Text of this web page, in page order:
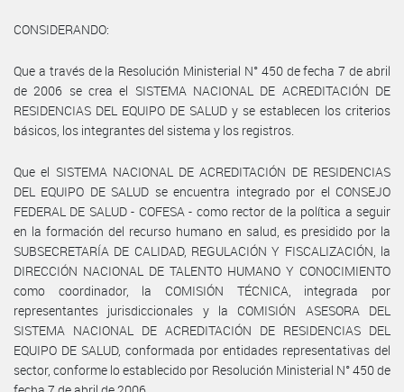
CONSIDERANDO:
Que a través de la Resolución Ministerial N° 450 de fecha 7 de abril
de 2006 se crea el SISTEMA NACIONAL DE ACREDITACIÓN DE
RESIDENCIAS DEL EQUIPO DE SALUD y se establecen los criterios
básicos, los integrantes del sistema y los registros.
Que el SISTEMA NACIONAL DE ACREDITACIÓN DE RESIDENCIAS
DEL EQUIPO DE SALUD se encuentra integrado por el CONSEJO
FEDERAL DE SALUD - COFESA - como rector de la política a seguir
en la formación del recurso humano en salud, es presidido por la
SUBSECRETARÍA DE CALIDAD, REGULACIÓN Y FISCALIZACIÓN, la
DIRECCIÓN NACIONAL DE TALENTO HUMANO Y CONOCIMIENTO
como coordinador, la COMISIÓN TÉCNICA, integrada por
representantes jurisdiccionales y la COMISIÓN ASESORA DEL
SISTEMA NACIONAL DE ACREDITACIÓN DE RESIDENCIAS DEL
EQUIPO DE SALUD, conformada por entidades representativas del
sector, conforme lo establecido por Resolución Ministerial N° 450 de